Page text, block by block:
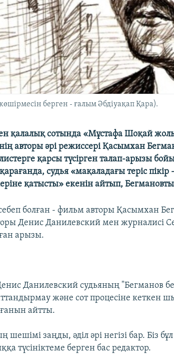
берген - ғалым Әбдіуақап Қара).
қалалық сотында «Мұстафа Шоқай
авторы әрі режиссері Қасымхан
қарсы түсірген талап-арызы
қарағанда, судья «мақаладағы теріс
қатысты» екенін айтып,
болған - фильм авторы Қасымхан
Денис Данилевский мен журналисі
арызы.
Данилевский судьяның "Бегманов
және сот процесіне кеткен
айтты.
шешімі заңды, әділ әрі негізі бар. Біз
түсініктеме берген бас редактор.